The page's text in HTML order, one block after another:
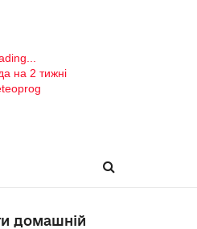
на 2 тижні
домашній